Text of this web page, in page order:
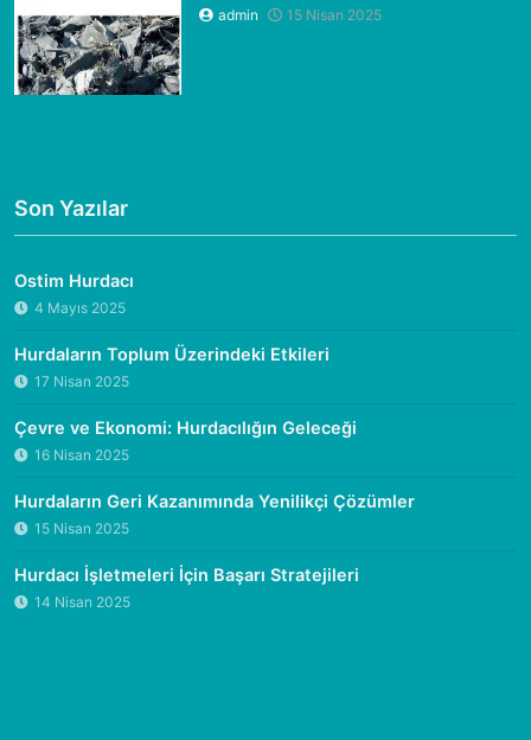
admin 15 Nisan 2025
Son Yazılar
Ostim Hurdacı
4 Mayıs 2025
Hurdaların Toplum Üzerindeki Etkileri
17 Nisan 2025
Çevre ve Ekonomi: Hurdacılığın Geleceği
16 Nisan 2025
Hurdaların Geri Kazanımında Yenilikçi Çözümler
15 Nisan 2025
Hurdacı İşletmeleri İçin Başarı Stratejileri
14 Nisan 2025